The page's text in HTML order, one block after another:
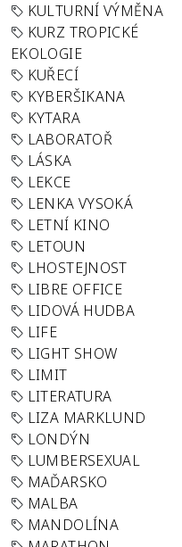
KULTURNÍ VÝMĚNA
KURZ TROPICKÉ
EKOLOGIE
KUŘECÍ
KYBERŠIKANA
KYTARA
LABORATOŘ
LÁSKA
LEKCE
LENKA VYSOKÁ
LETNÍ KINO
LETOUN
LHOSTEJNOST
LIBRE OFFICE
LIDOVÁ HUDBA
LIFE
LIGHT SHOW
LIMIT
LITERATURA
LIZA MARKLUND
LONDÝN
LUMBERSEXUAL
MAĎARSKO
MALBA
MANDOLÍNA